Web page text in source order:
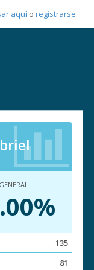
aquí o registrarse.
GENERAL
135
81